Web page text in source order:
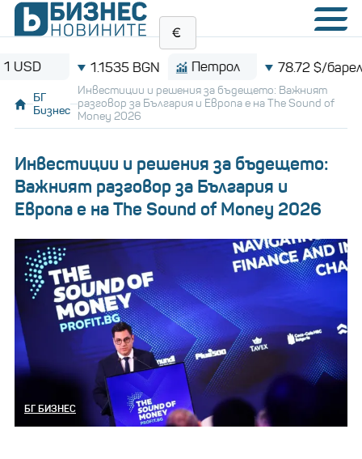
1.1535 BGN Петрол 78.72 $/барел
БГ
Бизнес
Инвестиции и решения за бъдещето: Важният
разговор за България и Европа е на The Sound of
Money 2026
Инвестиции и решения за бъдещето:
Важният разговор за България и
Европа е на The Sound of Money 2026
БГ БИЗНЕС